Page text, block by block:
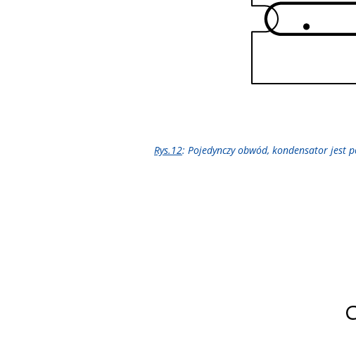
Rys.12: Pojedynczy obwód, kondensator jest